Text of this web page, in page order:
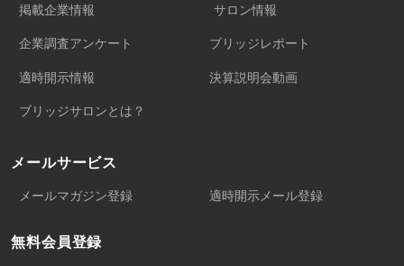
掲載企業情報 サロン情報
企業調査アンケート ブリッジレポート
適時開示情報 決算説明会動画
ブリッジサロンとは？
メールサービス
メールマガジン登録 適時開示メール登録
無料会員登録